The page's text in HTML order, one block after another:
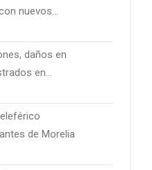
nuevos
daños en
en
de Morelia